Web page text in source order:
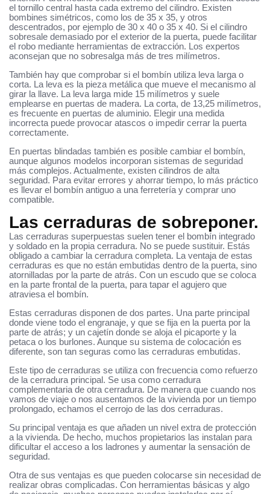
el tornillo central hasta cada extremo del cilindro. Existen
bombines simétricos, como los de 35 x 35, y otros
descentrados, por ejemplo de 30 x 40 o 35 x 40. Si el cilindro
sobresale demasiado por el exterior de la puerta, puede facilitar
el robo mediante herramientas de extracción. Los expertos
aconsejan que no sobresalga más de tres milímetros.
También hay que comprobar si el bombín utiliza leva larga o
corta. La leva es la pieza metálica que mueve el mecanismo al
girar la llave. La leva larga mide 15 milímetros y suele
emplearse en puertas de madera. La corta, de 13,25 milímetros,
es frecuente en puertas de aluminio. Elegir una medida
incorrecta puede provocar atascos o impedir cerrar la puerta
correctamente.
En puertas blindadas también es posible cambiar el bombín,
aunque algunos modelos incorporan sistemas de seguridad
más complejos. Actualmente, existen cilindros de alta
seguridad. Para evitar errores y ahorrar tiempo, lo más práctico
es llevar el bombín antiguo a una ferretería y comprar uno
compatible.
Las cerraduras de sobreponer.
Las cerraduras superpuestas suelen tener el bombín integrado
y soldado en la propia cerradura. No se puede sustituir. Estás
obligado a cambiar la cerradura completa. La ventaja de estas
cerraduras es que no están embutidas dentro de la puerta, sino
atornilladas por la parte de atrás. Con un escudo que se coloca
en la parte frontal de la puerta, para tapar el agujero que
atraviesa el bombín.
Estas cerraduras disponen de dos partes. Una parte principal
donde viene todo el engranaje, y que se fija en la puerta por la
parte de atrás; y un cajetín donde se aloja el picaporte y la
petaca o los burlones. Aunque su sistema de colocación es
diferente, son tan seguras como las cerraduras embutidas.
Este tipo de cerraduras se utiliza con frecuencia como refuerzo
de la cerradura principal. Se usa como cerradura
complementaria de otra cerradura. De manera que cuando nos
vamos de viaje o nos ausentamos de la vivienda por un tiempo
prolongado, echamos el cerrojo de las dos cerraduras.
Su principal ventaja es que añaden un nivel extra de protección
a la vivienda. De hecho, muchos propietarios las instalan para
dificultar el acceso a los ladrones y aumentar la sensación de
seguridad.
Otra de sus ventajas es que pueden colocarse sin necesidad de
realizar obras complicadas. Con herramientas básicas y algo